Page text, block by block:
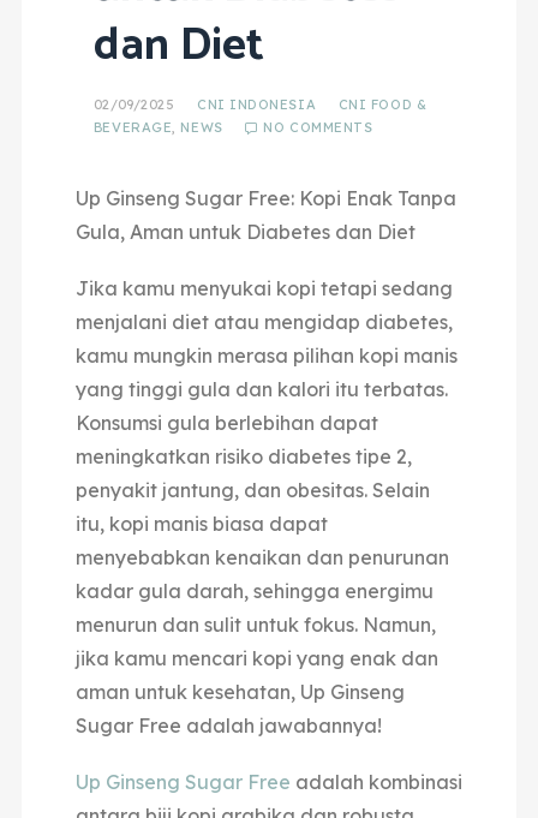
dan Diet
02/09/2025 CNI INDONESIA
CNI FOOD &
BEVERAGE, NEWS NO COMMENTS
Up Ginseng Sugar Free: Kopi Enak Tanpa
Gula, Aman untuk Diabetes dan Diet
Jika kamu menyukai kopi tetapi sedang
menjalani diet atau mengidap diabetes,
kamu mungkin merasa pilihan kopi manis
yang tinggi gula dan kalori itu terbatas.
Konsumsi gula berlebihan dapat
meningkatkan risiko diabetes tipe 2,
penyakit jantung, dan obesitas. Selain
itu, kopi manis biasa dapat
menyebabkan kenaikan dan penurunan
kadar gula darah, sehingga energimu
menurun dan sulit untuk fokus. Namun,
jika kamu mencari kopi yang enak dan
aman untuk kesehatan, Up Ginseng
Sugar Free adalah jawabannya!
Up Ginseng Sugar Free adalah kombinasi